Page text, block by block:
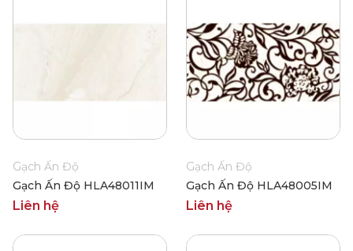
Gạch Ấn Độ
Gạch Ấn Độ HLA48011IM
Liên hệ
Gạch Ấn Độ
Gạch Ấn Độ HLA48005IM
Liên hệ